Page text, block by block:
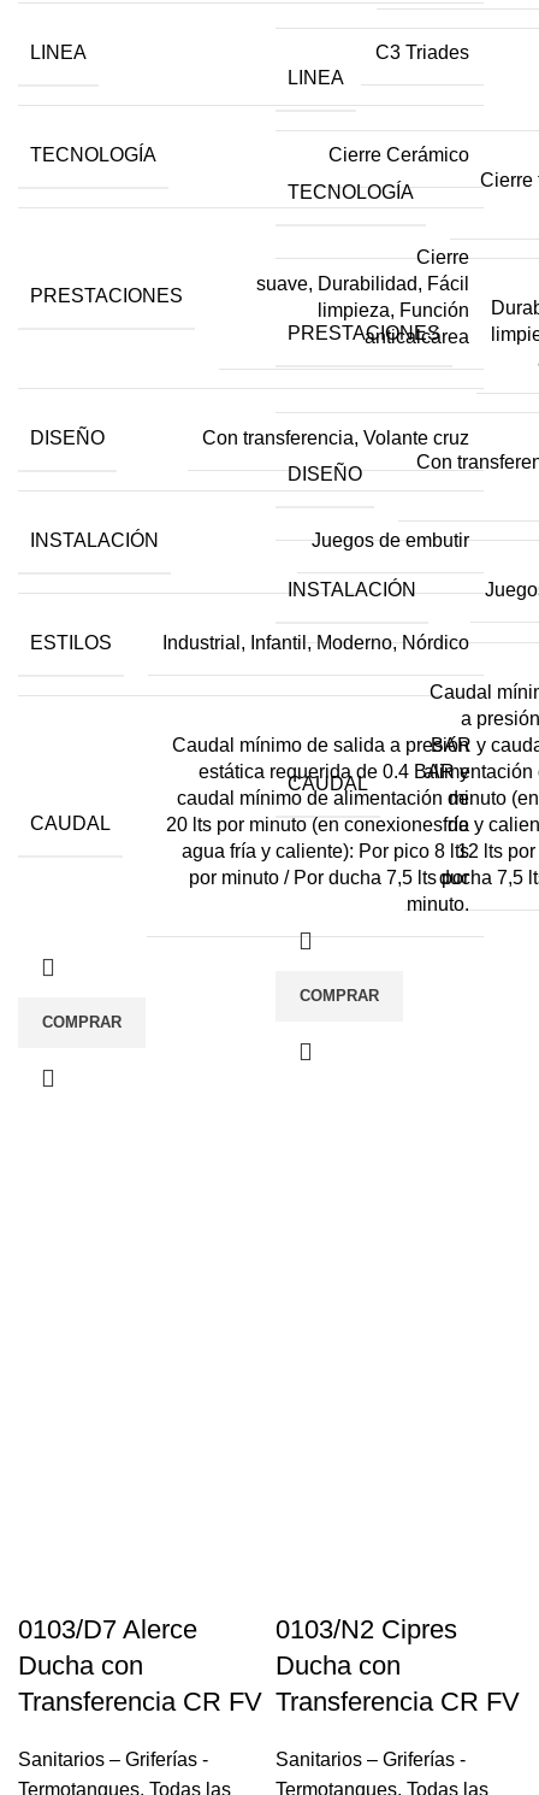
LINEA C3 Triades
TECNOLOGÍA Cierre Cerámico
PRESTACIONES
Cierre
suave, Durabilidad, Fácil
limpieza, Función
anticalcárea
DISEÑO Con transferencia, Volante cruz
INSTALACIÓN Juegos de embutir
ESTILOS Industrial, Infantil, Moderno, Nórdico
CAUDAL
Caudal mínimo de salida a presión
estática requerida de 0.4 BAR y
caudal mínimo de alimentación de
20 lts por minuto (en conexiones de
agua fría y caliente): Por pico 8 lts
por minuto / Por ducha 7,5 lts por
minuto.
COMPRAR
LINEA
TECNOLOGÍA
Cierre
PRESTACIONES
DISEÑO
Con
INSTALACIÓN
CAUDAL
Caudal
a
BAR y
alimentación
minuto
fría y
12 lts
ducha 7,5
COMPRAR
0103/D7 Alerce
Ducha con
Transferencia CR FV
Sanitarios – Griferías -
Termotanques, Todas las
0103/N2 Cipres
Ducha con
Transferencia CR FV
Sanitarios – Griferías -
Termotanques, Todas las